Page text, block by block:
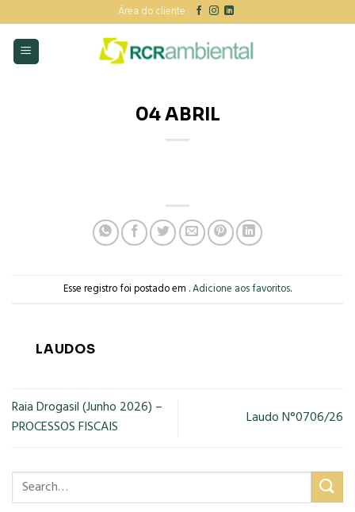
to
content
Área do cliente
04 ABRIL
Esse registro foi postado em .Adicione aos favoritos.
LAUDOS
Raia Drogasil (Junho 2026) –
PROCESSOS FISCAIS
Laudo N°0706/26